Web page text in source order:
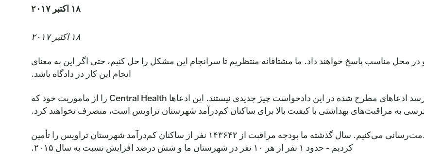
۱۸ اکتبر ۲۰۱۷
۱۸ اکتبر ۲۰۱۷
محل مناسب پاسخ خواهند داد. ما مشتاقانه منتظریم تا سرانجام این مشکل را حل کنیم، حتی اگر این به معنای
انجام این کار در دادگاه باشد.
بر اساس بیانیه مطبوعاتی که دریافت کردیم، به نظر می‌رسد ادعاهای مطرح شده در این دادخواست چیز جدیدی نیستند. این ادعاها Central Health را از ماموریت خود که
به مراقبت‌های بهداشتی با کیفیت بالا برای ساکنان کم‌درآمد شهرستان تراویس است، منصرف نخواهند کرد.
امروز ما بیش از هر زمان دیگری به افراد بیشتری خدمت‌رسانی می‌کنیم. سال گذشته ما بودجه مراقبت از ۱۴۳۶۴۲ نفر از ساکنان کم‌درآمد شهرستان تراویس را تأمین
کردیم - حدود ۱ نفر از هر ۱۰ نفر در شهرستان ما و شش درصد افزایش نسبت به سال ۲۰۱۵.